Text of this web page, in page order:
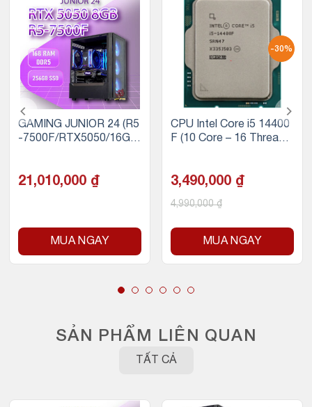
GAMING JUNIOR 24 (R5
-7500F/RTX5050/16GB
21,010,000 ₫
MUA NGAY
-30%
CPU Intel Core i5 14400
F (10 Core – 16 Thread –
3,490,000 ₫
4,990,000₫
MUA NGAY
SẢN PHẨM LIÊN QUAN
TẤT CẢ